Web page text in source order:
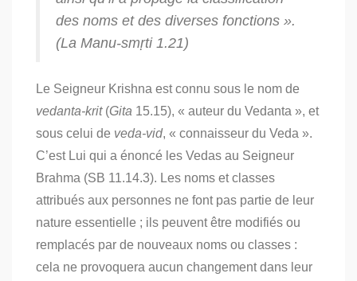
des noms et des diverses fonctions ».
(La Manu-smṛti1.21)
Le Seigneur Krishna est connu sous le nom de
vedanta-krit(Gita 15.15), « auteur du Vedanta », et
sous celui de veda-vid, « connaisseur du Veda ».
C’est Lui qui a énoncé les Vedas au Seigneur
Brahma (SB 11.14.3). Les noms et classes
attribués aux personnes ne font pas partie de leur
nature essentielle ; ils peuvent être modifiés ou
remplacés par de nouveaux noms ou classes :
cela ne provoquera aucun changement dans leur